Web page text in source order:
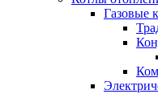
Газовые